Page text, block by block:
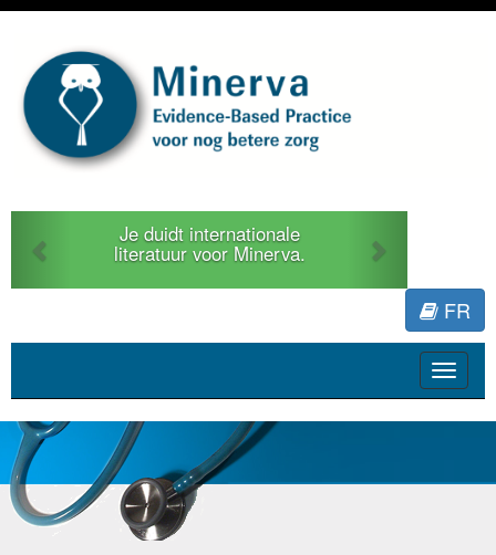
Je duidt internationale
literatuur voor Minerva.
FR
Toggle